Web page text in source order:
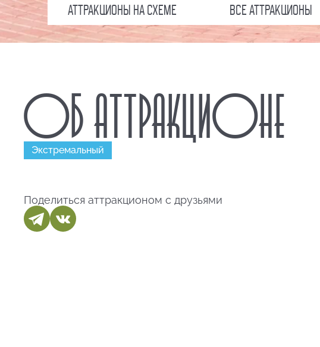
АТТРАКЦИОНЫ НА СХЕМЕ ВСЕ АТТРАКЦИОНЫ
ОБ АТТРАКЦИОНЕ
Экстремальный
Поделиться аттракционом с друзьями